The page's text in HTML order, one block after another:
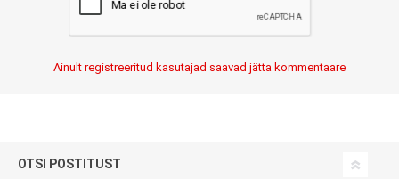
Ainult registreeritud kasutajad saavad jätta kommentaare
OTSI POSTITUST